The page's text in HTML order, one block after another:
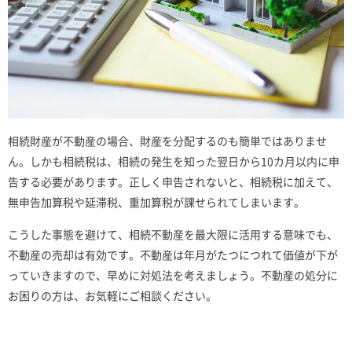
相続財産が不動産の場合、財産を分配するのも簡単ではありませ
ん。しかも相続税は、相続の発生を知った翌日から10カ月以内に申
告する必要があります。正しく申告されないと、相続税に加えて、
無申告加算税や延滞税、重加算税が課せられてしまいます。
こうした事態を避けて、相続不動産を最大限に活用する意味でも、
不動産の売却は有効です。不動産は年月がたつにつれて価値が下が
っていきますので、早めに対処法を考えましょう。不動産の処分に
お困りの方は、お気軽にご相談ください。